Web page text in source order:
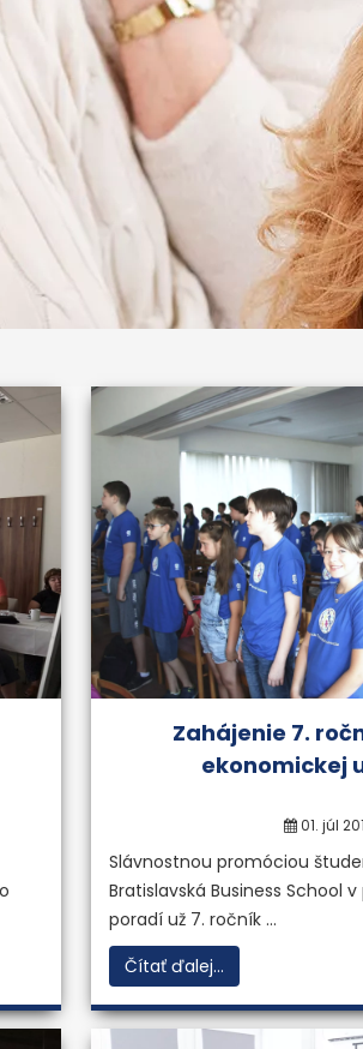
niečo nové“
informácií
Zahájenie 7.
ekonomickej
01. júl
Slávnostnou promóciou
Bratislavská Business School v
poradí už 7. ročník ...
Čítať ďalej...